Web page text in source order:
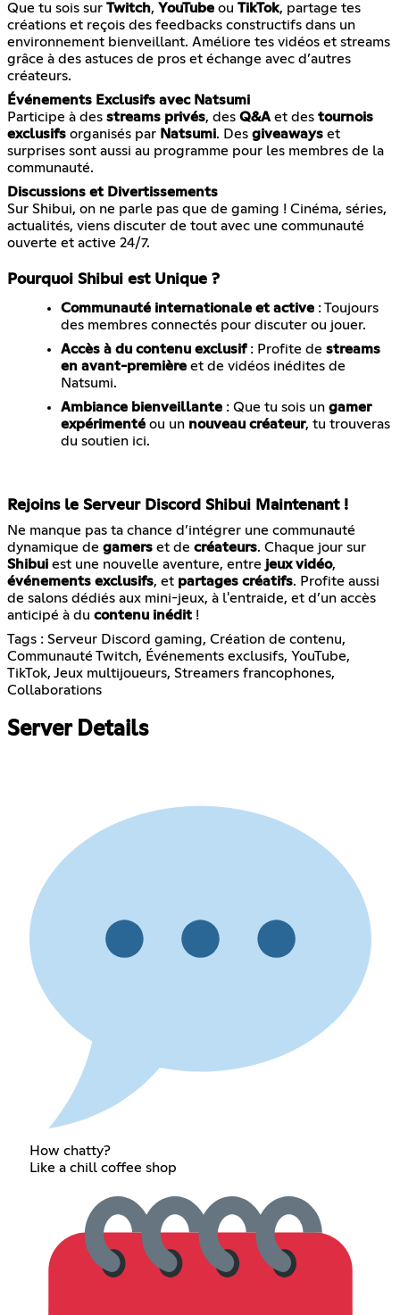
Que tu sois sur Twitch, YouTube ou TikTok, partage tes
créations et reçois des feedbacks constructifs dans un
environnement bienveillant. Améliore tes vidéos et streams
grâce à des astuces de pros et échange avec d’autres
créateurs.
Événements Exclusifs avec Natsumi
Participe à des streams privés, des Q&Aet des tournois
exclusifs organisés par Natsumi. Des giveaways et
surprises sont aussi au programme pour les membres de la
communauté.
Discussions et Divertissements
Sur Shibui, on ne parle pas que de gaming ! Cinéma, séries,
actualités, viens discuter de tout avec une communauté
ouverte et active 24/7.
Pourquoi Shibui est Unique ?
Communauté internationale et active : Toujours
des membres connectés pour discuter ou jouer.
Accès à du contenu exclusif: Profite de streams
en avant-première et de vidéos inédites de
Natsumi.
Ambiance bienveillante : Que tu sois un gamer
expérimenté ou un nouveau créateur, tu trouveras
du soutien ici.
Rejoins le Serveur Discord Shibui Maintenant !
Ne manque pas ta chance d’intégrer une communauté
dynamique de gamers et de créateurs. Chaque jour sur
Shibui est une nouvelle aventure, entre jeux vidéo,
événements exclusifs, et partages créatifs. Profite aussi
de salons dédiés aux mini-jeux, à l'entraide, et d’un accès
anticipé à du contenu inédit !
Tags : Serveur Discord gaming, Création de contenu,
Communauté Twitch, Événements exclusifs, YouTube,
TikTok, Jeux multijoueurs, Streamers francophones,
Collaborations
Server Details
How chatty?
Like a chill coffee shop